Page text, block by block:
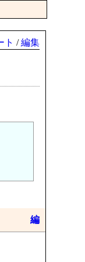
ト /編集
編